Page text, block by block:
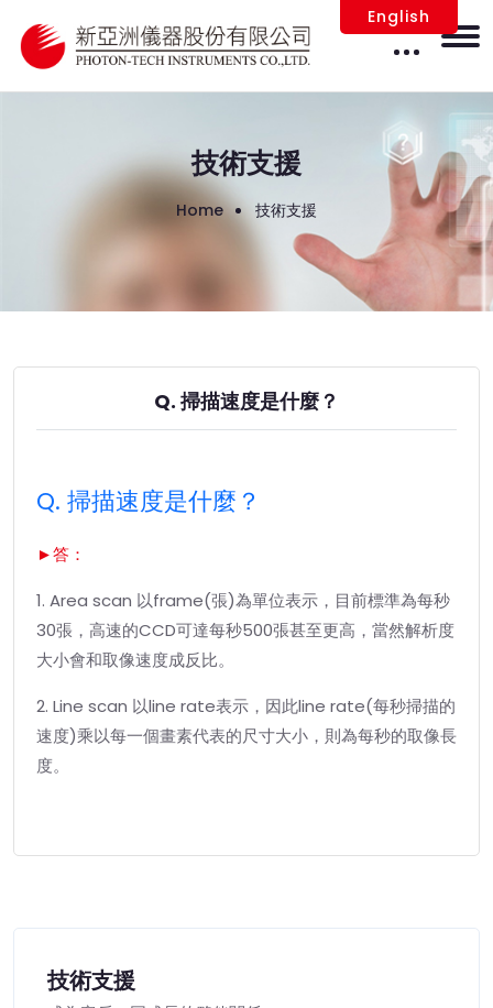
English
技術支援
Home 技術支援
Q. 掃描速度是什麼？
Q. 掃描速度是什麼？
►答：
1. Area scan 以frame(張)為單位表示，目前標準為每秒
30張，高速的CCD可達每秒500張甚至更高，當然解析度
大小會和取像速度成反比。
2. Line scan 以line rate表示，因此line rate(每秒掃描的
速度)乘以每一個畫素代表的尺寸大小，則為每秒的取像長
度。
技術支援